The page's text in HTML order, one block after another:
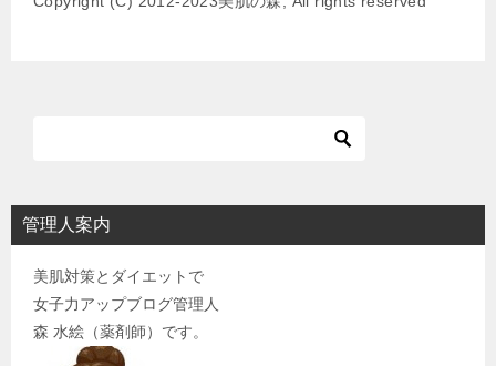
管理人案内
美肌対策とダイエットで
女子力アップブログ管理人
森 水絵（薬剤師）です。